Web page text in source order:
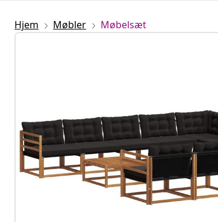
Hjem Møbler Møbelsæt